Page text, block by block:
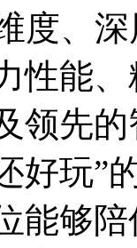
度、深
性能
领先
好玩”
能够